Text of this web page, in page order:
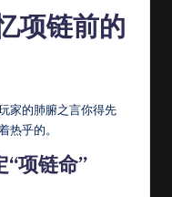
项链前的
家的肺腑之言你得先
热乎的。
“项链命”